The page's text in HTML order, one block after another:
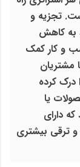
تجزیه و
به کاهش
و کار کمک
مشتریان
درک کرده
یا
دارای
و ترقی بیشتری